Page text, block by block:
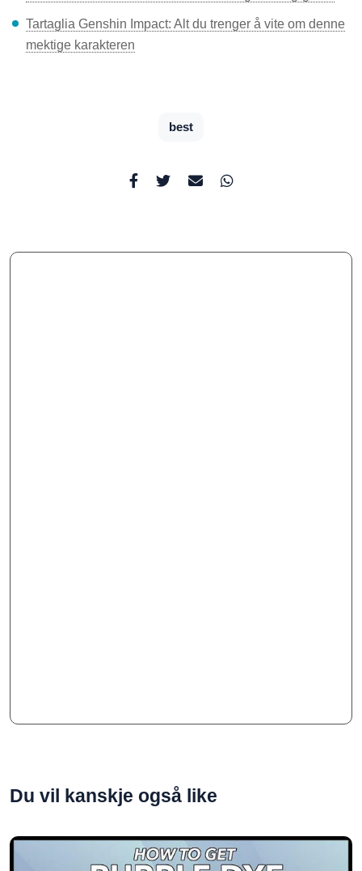
Tartaglia Genshin Impact: Alt du trenger å vite om denne
mektige karakteren
best
Du vil kanskje også like